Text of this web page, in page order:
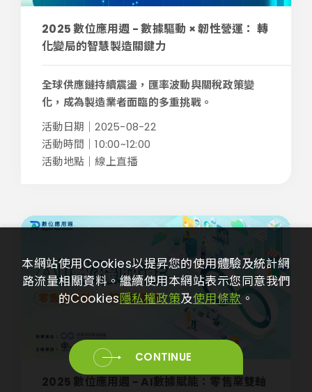
2025 數位應用週 - 數據驅動 × 韌性營運： 轉
化變局的智慧製造關鍵力
全球供應鏈持續震盪，匯率波動與關稅政策變
化，成為製造業者面臨的多重挑戰。
活動日期｜2025-08-22
活動時間｜10:00~12:00
活動地點｜線上直播
2025 數位應用週 - AI數據賦能：零售業雙軸
本網站使用Cookies以提昇您的使用體驗及統計網
路流量相關資料。繼續使用本網站表示您同意我們
的Cookies隱私權政策及使用條款。
CONTINUE